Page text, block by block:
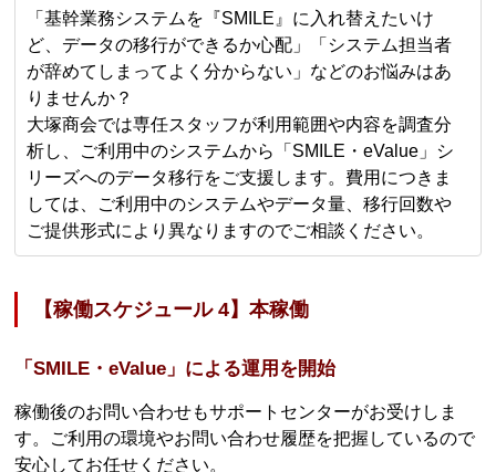
「基幹業務システムを『SMILE』に入れ替えたいけ
ど、データの移行ができるか心配」「システム担当者
が辞めてしまってよく分からない」などのお悩みはあ
りませんか？
大塚商会では専任スタッフが利用範囲や内容を調査分
析し、ご利用中のシステムから「SMILE・eValue」シ
リーズへのデータ移行をご支援します。費用につきま
しては、ご利用中のシステムやデータ量、移行回数や
ご提供形式により異なりますのでご相談ください。
【稼働スケジュール 4】本稼働
「SMILE・eValue」による運用を開始
稼働後のお問い合わせもサポートセンターがお受けしま
す。ご利用の環境やお問い合わせ履歴を把握しているので
安心してお任せください。